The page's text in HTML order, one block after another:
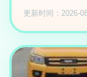
更新时间：2026-